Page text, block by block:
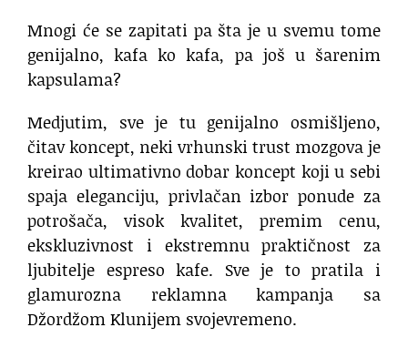
Mnogi će se zapitati pa šta je u svemu tome
genijalno, kafa ko kafa, pa još u šarenim
kapsulama?
Medjutim, sve je tu genijalno osmišljeno,
čitav koncept, neki vrhunski trust mozgova je
kreirao ultimativno dobar koncept koji u sebi
spaja eleganciju, privlačan izbor ponude za
potrošača, visok kvalitet, premim cenu,
ekskluzivnost i ekstremnu praktičnost za
ljubitelje espreso kafe. Sve je to pratila i
glamurozna reklamna kampanja sa
Džordžom Klunijem svojevremeno.